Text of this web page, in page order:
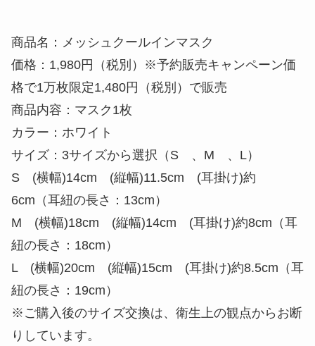
商品名：メッシュクールインマスク
価格：1,980円（税別）※予約販売キャンペーン価
格で1万枚限定1,480円（税別）で販売
商品内容：マスク1枚
カラー：ホワイト
サイズ：3サイズから選択（S 、M 、L）
S (横幅)14cm (縦幅)11.5cm (耳掛け)約
6cm（耳紐の長さ：13cm）
M (横幅)18cm (縦幅)14cm (耳掛け)約8cm（耳
紐の長さ：18cm）
L (横幅)20cm (縦幅)15cm (耳掛け)約8.5cm（耳
紐の長さ：19cm）
※ご購入後のサイズ交換は、衛生上の観点からお断
りしています。